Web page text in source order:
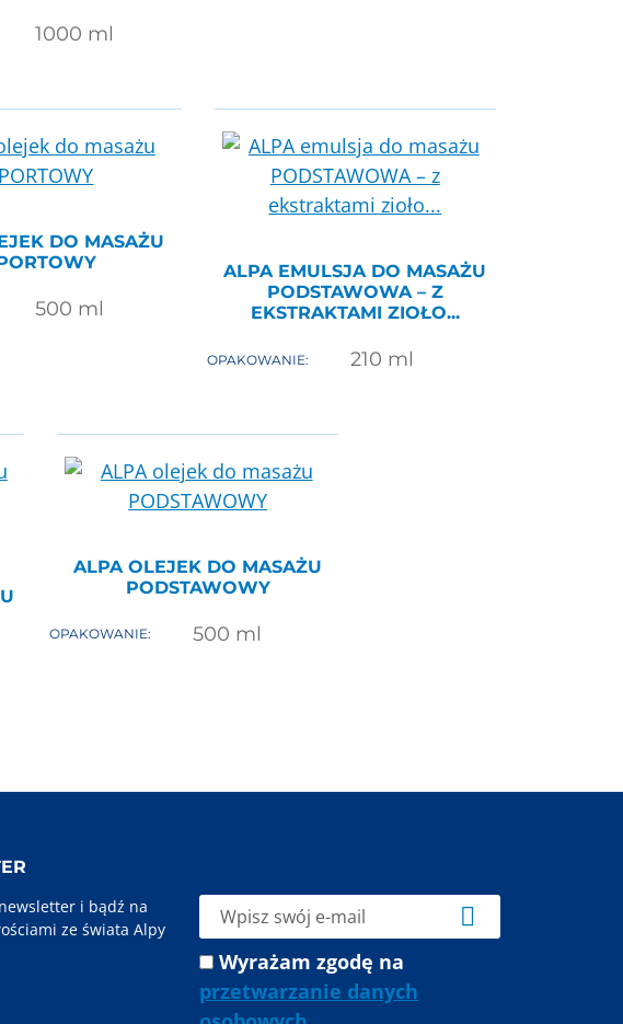
1000 ml
DO MASAŻU
500 ml
ALPA EMULSJA DO MASAŻU
PODSTAWOWA – Z
EKSTRAKTAMI ZIOŁO...
OPAKOWANIE: 210 ml
ALPA OLEJEK DO MASAŻU
PODSTAWOWY
OPAKOWANIE: 500 ml
i bądź na
ze świata Alpy
Wyrażam zgodę na
przetwarzanie danych